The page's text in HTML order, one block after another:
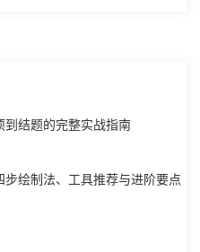
到结题的完整实战指南
绘制法、工具推荐与进阶要点